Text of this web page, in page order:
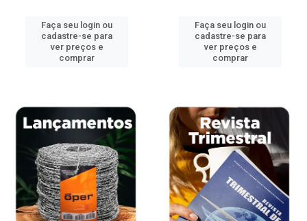
Faça seu login ou
cadastre-se para
ver preços e
comprar
Faça seu login ou
cadastre-se para
ver preços e
comprar